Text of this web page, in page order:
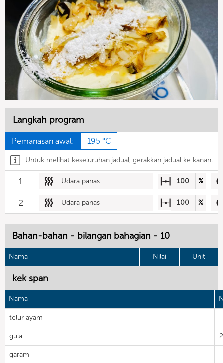
Langkah program
Pemanasan awal: 195 °C
Untuk melihat keseluruhan jadual, gerakkan jadual ke kanan.
1 Udara panas 100 %
2 Udara panas 100 %
Bahan-bahan - bilangan bahagian - 10
Nama Nilai Unit
kek span
Nama
telur ayam
gula
garam